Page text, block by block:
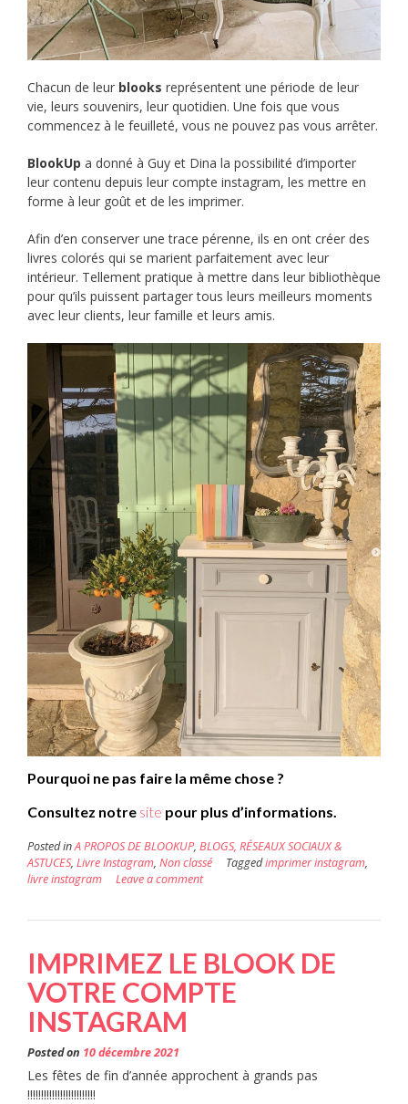
Chacun de leur blooks représentent une période de leur
vie, leurs souvenirs, leur quotidien. Une fois que vous
commencez à le feuilleté, vous ne pouvez pas vous arrêter.
BlookUp a donné à Guy et Dina la possibilité d’importer
leur contenu depuis leur compte instagram, les mettre en
forme à leur goût et de les imprimer.
Afin d’en conserver une trace pérenne, ils en ont créer des
livres colorés qui se marient parfaitement avec leur
intérieur. Tellement pratique à mettre dans leur bibliothèque
pour qu’ils puissent partager tous leurs meilleurs moments
avec leur clients, leur famille et leurs amis.
Pourquoi ne pas faire la même chose ?
Consultez notre site pour plus d’informations.
Posted inA PROPOS DE BLOOKUP, BLOGS, RÉSEAUX SOCIAUX &
ASTUCES, Livre Instagram, Non classé Taggedimprimer instagram,
livre instagram
Leave a comment
IMPRIMEZ LE BLOOK DE
VOTRE COMPTE
INSTAGRAM
Posted on 10 décembre 2021
Les fêtes de fin d’année approchent à grands pas
!!!!!!!!!!!!!!!!!!!!!!!!!